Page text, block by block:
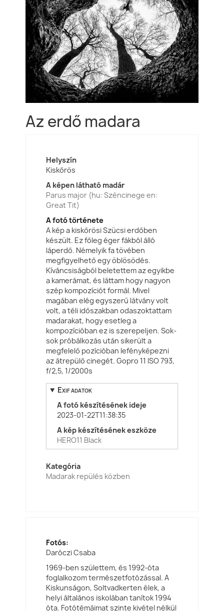
Az erdő madara
Helyszín
Kiskőrös
A képen látható madár
Parus major (hu: Széncinege en:
Great Tit)
A fotó története
A kép a kiskőrösi Szücsi erdőben
készült. Ez főleg éger fákból álló
láperdő. Némelyik fa tövében
megfigyelhető egy öblösödés.
Kíváncsiságból beletettem az egyikbe
a kamerámat, és láttam hogy nagyon
szép kompozíciót formál. Mivel
magában elég egyszerű látvány volt
volt, a téli időszakban odaszoktattam
madarakat, hogy esetleg a
kompozícióban ez is szerepeljen. Sok-
sok próbálkozás után sikerült a
megfelelő pozícióban lefényképezni
az átrepülő cinegét. Gopro 11 ISO 793,
f/2,5, 1/2000s
Exif adatok
A fotó készítésének ideje
2023-01-22T11:38:35
A kép készítésének eszköze
HERO11 Black
Kategória
Madarak repülés közben
Fotós:
Daróczi Csaba
1969-ben születtem, és 1992-óta
foglalkozom természetfotózással. A
Kiskunságon, Soltvadkerten élek, a
helyi általános iskolában tanítok 1994
óta. Fotótémáimat szinte kivétel nélkül